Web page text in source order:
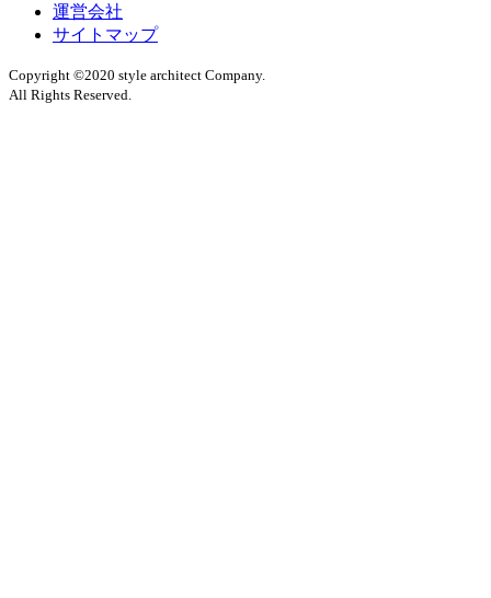
運営会社
サイトマップ
Copyright ©2020 style architect Company.
All Rights Reserved.